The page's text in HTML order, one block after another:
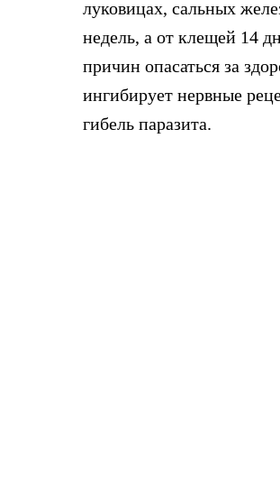
луковицах, сальных
недель, а от клещей 14
причин опасаться за
ингибирует нервные
гибель паразита.